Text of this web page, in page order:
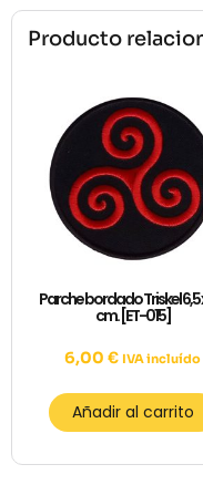
Producto
Parche bordado Triskel 6,5
cm. [ET-015]
6,00 € IVA incluído
Añadir al carrito